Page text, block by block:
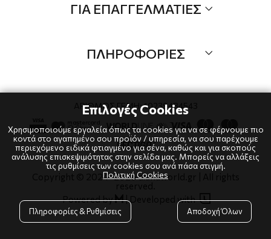
Προσφορές
Brands
ΓΙΑ ΕΠΑΓΓΕΛΜΑΤΙΕΣ
Λογαριαμός
Τρόποι πληρωμής
Επιστροφές
ΠΛΗΡΟΦΟΡΙΕΣ
Πολιτική Απορρήτου
Copyright © 2024-2026 dianaworld.gr | All rights
Powered by|Developed with
ΑΡΙΘΜΟΣ ΓΕΜΗ: 10239484543
Επιλογές Cookies
Χρησιμοποιούμε εργαλεία όπως τα cookies για να σε φέρνουμε πιο
κοντά στο αγαπημένο σου προϊόν / υπηρεσία, να σου παρέχουμε
περιεχόμενο ειδικά φτιαγμένο για σένα, καθώς και για σκοπούς
ανάλυσης επισκεψιμότητας στην σελίδα μας. Μπορείς να αλλάξεις
τις ρυθμίσεις των cookies σου ανά πάσα στιγμή.
Πολιτική Cookies
Πληροφορίες & Ρυθμίσεις Αποδοχή Όλων